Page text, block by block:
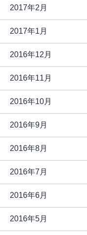
2017年2月
2017年1月
2016年12月
2016年11月
2016年10月
2016年9月
2016年8月
2016年7月
2016年6月
2016年5月